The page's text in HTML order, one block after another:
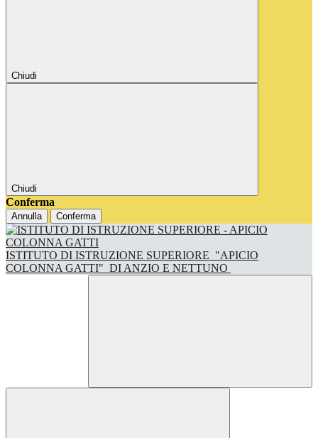
Chiudi
Chiudi
Conferma
Annulla Conferma
ISTITUTO DI ISTRUZIONE SUPERIORE "APICIO
COLONNA GATTI" DI ANZIO E NETTUNO